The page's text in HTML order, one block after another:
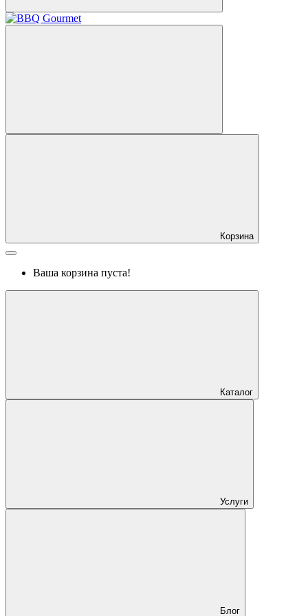
Корзина
Ваша корзина пуста!
Каталог
Услуги
Блог